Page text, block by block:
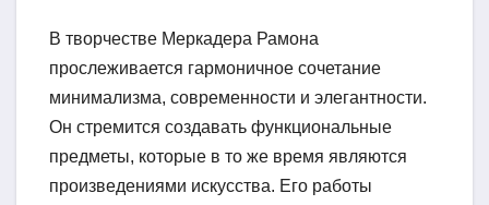
В творчестве Меркадера Рамона
прослеживается гармоничное сочетание
минимализма, современности и элегантности.
Он стремится создавать функциональные
предметы, которые в то же время являются
произведениями искусства. Его работы